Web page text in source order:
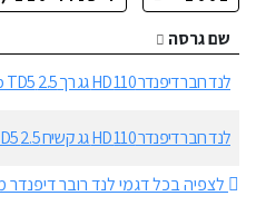
שם גרסה
לנד רובר דיפנדר 110 HD גג רך 2.5 4x4 122hp TD5 ידני
לנד רובר דיפנדר 110 HD גג קשיח 2.5 4x4 122hp TD5 ידני
לצפיה בכל דגמי לנד רובר